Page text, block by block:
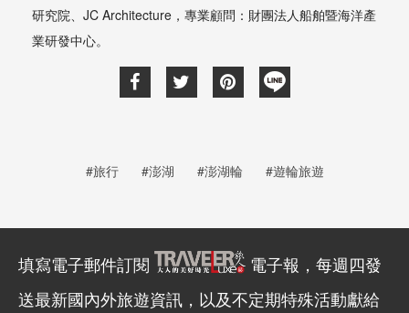
研究院、JC Architecture，專業顧問：財團法人船舶暨海洋產
業研發中心。
#旅行 #澎湖 #澎湖輪 #遊輪旅遊
填寫電子郵件訂閱
電子報，每週四發
送最新國內外旅遊資訊，以及不定期特殊活動獻給